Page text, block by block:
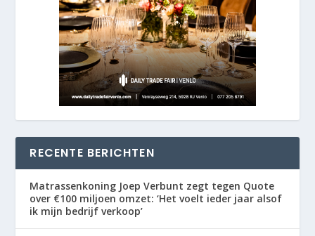
RECENTE BERICHTEN
Matrassenkoning Joep Verbunt zegt tegen Quote
over €100 miljoen omzet: ‘Het voelt ieder jaar alsof
ik mijn bedrijf verkoop’